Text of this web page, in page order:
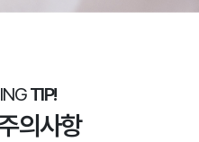
TIP!
의사항